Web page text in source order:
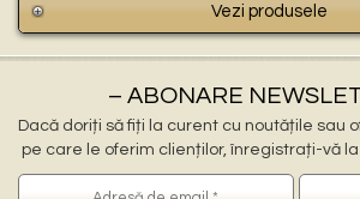
Vezi produsele
– ABONARE
Dacă doriți să fiți la curent cu noutățile sau
pe care le oferim clienților, înregistrați-vă